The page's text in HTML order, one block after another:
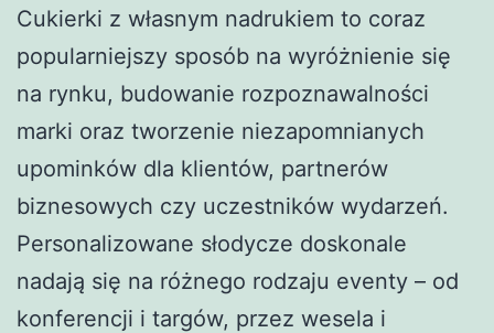
Cukierki z własnym nadrukiem to coraz
popularniejszy sposób na wyróżnienie się
na rynku, budowanie rozpoznawalności
marki oraz tworzenie niezapomnianych
upominków dla klientów, partnerów
biznesowych czy uczestników wydarzeń.
Personalizowane słodycze doskonale
nadają się na różnego rodzaju eventy – od
konferencji i targów, przez wesela i